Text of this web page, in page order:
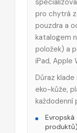
pro chytrá
pouzdra a
katalogem
položek) a
iPad, Apple
Důraz
eko-kůže,
každodenní
Evropská
produktů)